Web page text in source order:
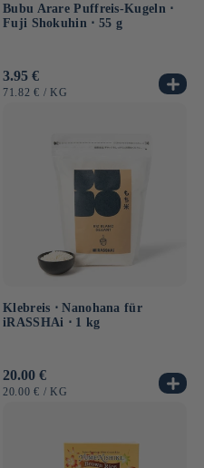
Bubu Arare Puffreis-Kugeln ⋅
Fuji Shokuhin ⋅ 55 g
Normaler
Preis
3.95 €
GRUNDPREIS
71.82 € / PRO
KG
Klebreis ⋅ Nanohana für
iRASSHAi ⋅ 1 kg
Normaler
Preis
20.00 €
GRUNDPREIS
20.00 € / PRO
KG